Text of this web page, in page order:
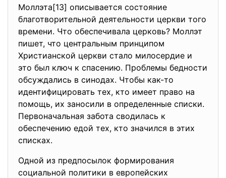
Моллэта[13] описывается состояние
благотворительной деятельности церкви того
времени. Что обеспечивала церковь? Моллэт
пишет, что центральным принципом
Христианской церкви стало милосердие и
это был ключ к спасению. Проблемы бедности
обсуждались в синодах. Чтобы как-то
идентифицировать тех, кто имеет право на
помощь, их заносили в определенные списки.
Первоначальная забота сводилась к
обеспечению едой тех, кто значился в этих
списках.
Одной из предпосылок формирования
социальной политики в европейских